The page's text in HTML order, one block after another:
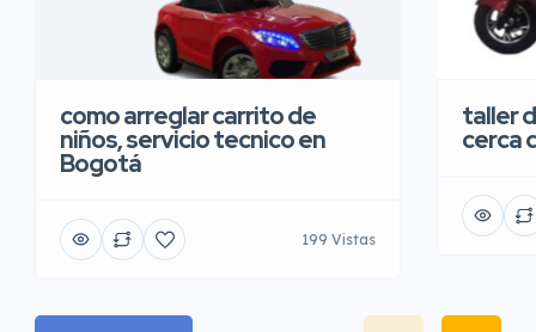
como arreglar carrito de
niños, servicio tecnico en
Bogotá
199 Vistas
taller
cerca